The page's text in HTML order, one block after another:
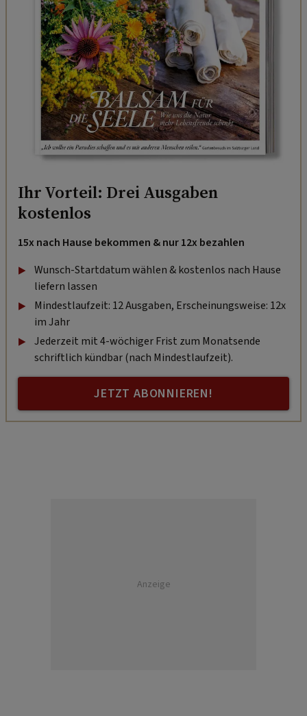
Ihr Vorteil: Drei Ausgaben
kostenlos
15x nach Hause bekommen & nur 12x bezahlen
Wunsch-Startdatum wählen & kostenlos nach Hause
liefern lassen
Mindestlaufzeit: 12 Ausgaben, Erscheinungsweise: 12x
im Jahr
Jederzeit mit 4-wöchiger Frist zum Monatsende
schriftlich kündbar (nach Mindestlaufzeit).
JETZT ABONNIEREN!
Anzeige